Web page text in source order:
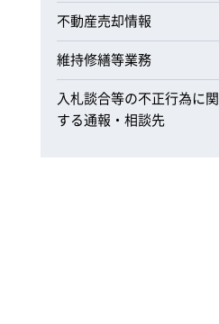
不動産売却情報
維持修繕等業務
入札談合等の不正行為に関
する通報・相談先